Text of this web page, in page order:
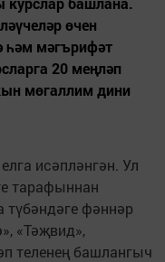
өчен
һәм мәгърифәт
20 меңләп
мөгаллим дини
исәпләнгән. Ул
тарафыннан
фәннәр
«Тәҗвид»,
теленең башлангыч